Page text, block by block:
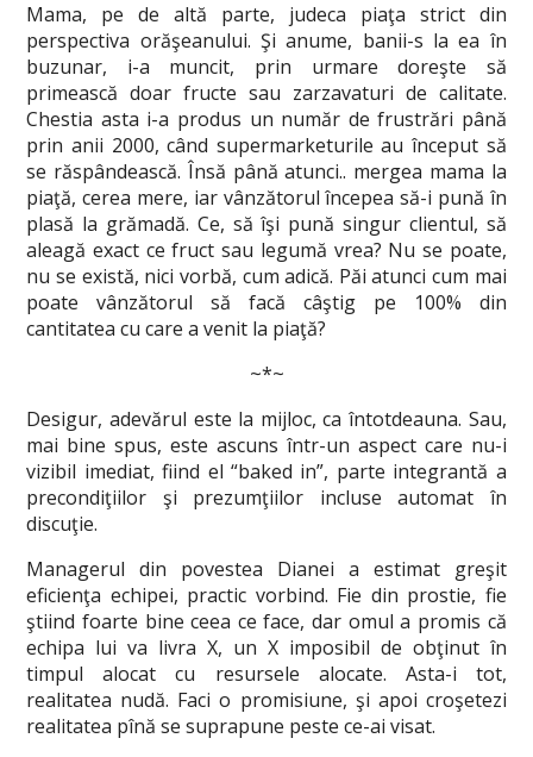
Mama, pe de altă parte, judeca piaţa strict din
perspectiva orăşeanului. Şi anume, banii-s la ea în
buzunar, i-a muncit, prin urmare doreşte să
primească doar fructe sau zarzavaturi de calitate.
Chestia asta i-a produs un număr de frustrări până
prin anii 2000, când supermarketurile au început să
se răspândească. Însă până atunci.. mergea mama la
piaţă, cerea mere, iar vânzătorul începea să-i pună în
plasă la grămadă. Ce, să îşi pună singur clientul, să
aleagă exact ce fruct sau legumă vrea? Nu se poate,
nu se există, nici vorbă, cum adică. Păi atunci cum mai
poate vânzătorul să facă câştig pe 100% din
cantitatea cu care a venit la piaţă?
~*~
Desigur, adevărul este la mijloc, ca întotdeauna. Sau,
mai bine spus, este ascuns într-un aspect care nu-i
vizibil imediat, fiind el “baked in”, parte integrantă a
precondiţiilor şi prezumţiilor incluse automat în
discuţie.
Managerul din povestea Dianei a estimat greşit
eficienţa echipei, practic vorbind. Fie din prostie, fie
ştiind foarte bine ceea ce face, dar omul a promis că
echipa lui va livra X, un X imposibil de obţinut în
timpul alocat cu resursele alocate. Asta-i tot,
realitatea nudă. Faci o promisiune, şi apoi croşetezi
realitatea pînă se suprapune peste ce-ai visat.